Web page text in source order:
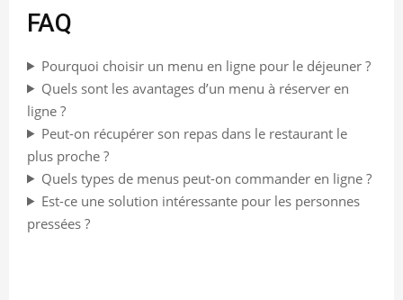
FAQ
Pourquoi choisir un menu en ligne pour le déjeuner ?
Quels sont les avantages d’un menu à réserver en
ligne ?
Peut-on récupérer son repas dans le restaurant le
plus proche ?
Quels types de menus peut-on commander en ligne ?
Est-ce une solution intéressante pour les personnes
pressées ?